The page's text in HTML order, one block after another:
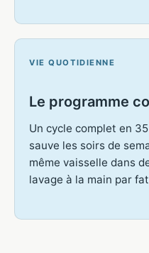
VIE QUOTIDIENNE
Le programme
Un cycle complet en
sauve les soirs de
même vaisselle dans
lavage à la main par